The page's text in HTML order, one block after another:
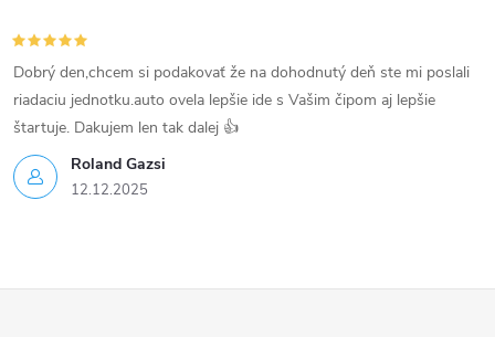
s
u
Roland Gazsi
12.12.2025
Dobrý den,chcem si podakovať že na dohodnutý deň ste mi poslali
riadaciu jednotku.auto ovela lepšie ide s Vašim čipom aj lepšie
štartuje. Dakujem len tak dalej 👍